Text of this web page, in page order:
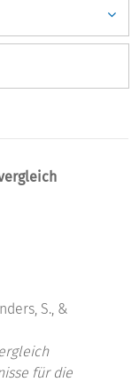
S., &
für die